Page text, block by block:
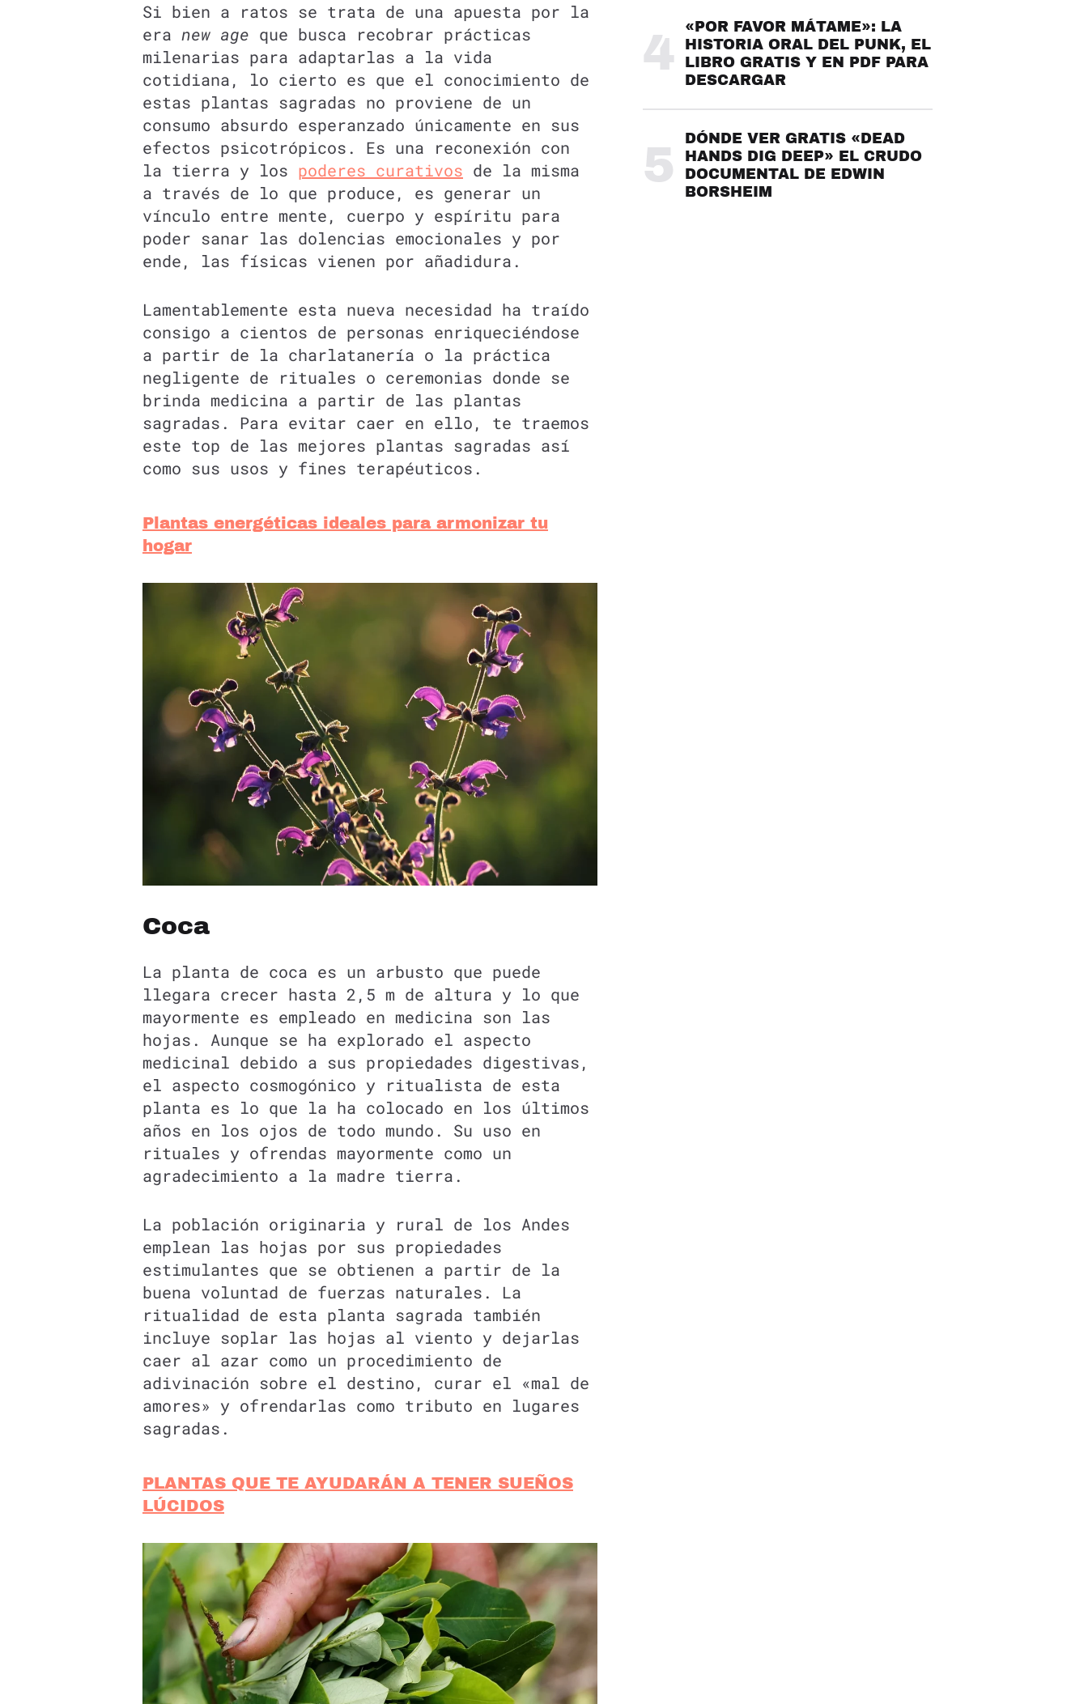
Si bien a ratos se trata de una apuesta por la
era new age que busca recobrar prácticas
milenarias para adaptarlas a la vida
cotidiana, lo cierto es que el conocimiento de
estas plantas sagradas no proviene de un
consumo absurdo esperanzado únicamente en sus
efectos psicotrópicos. Es una reconexión con
la tierra y los poderes curativos de la misma
a través de lo que produce, es generar un
vínculo entre mente, cuerpo y espíritu para
poder sanar las dolencias emocionales y por
ende, las físicas vienen por añadidura.
Lamentablemente esta nueva necesidad ha traído
consigo a cientos de personas enriqueciéndose
a partir de la charlatanería o la práctica
negligente de rituales o ceremonias donde se
brinda medicina a partir de las plantas
sagradas. Para evitar caer en ello, te traemos
este top de las mejores plantas sagradas así
como sus usos y fines terapéuticos.
Plantas energéticas ideales para armonizar tu
hogar
Coca
La planta de coca es un arbusto que puede
llegara crecer hasta 2,5 m de altura y lo que
mayormente es empleado en medicina son las
hojas. Aunque se ha explorado el aspecto
medicinal debido a sus propiedades digestivas,
el aspecto cosmogónico y ritualista de esta
planta es lo que la ha colocado en los últimos
años en los ojos de todo mundo. Su uso en
rituales y ofrendas mayormente como un
agradecimiento a la madre tierra.
La población originaria y rural de los Andes
emplean las hojas por sus propiedades
estimulantes que se obtienen a partir de la
buena voluntad de fuerzas naturales. La
ritualidad de esta planta sagrada también
incluye soplar las hojas al viento y dejarlas
caer al azar como un procedimiento de
adivinación sobre el destino, curar el «mal de
amores» y ofrendarlas como tributo en lugares
sagradas.
PLANTAS QUE TE AYUDARÁN A TENER SUEÑOS
LÚCIDOS
4
«POR FAVOR MÁTAME»: LA
HISTORIA ORAL DEL PUNK, EL
LIBRO GRATIS Y EN PDF PARA
DESCARGAR
5
DÓNDE VER GRATIS «DEAD
HANDS DIG DEEP» EL CRUDO
DOCUMENTAL DE EDWIN
BORSHEIM